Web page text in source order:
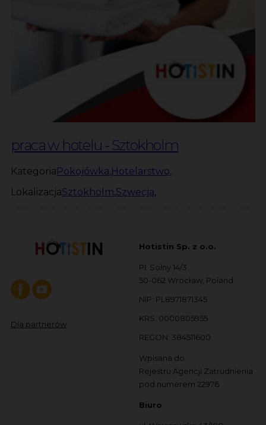
praca w hotelu - Sztokholm
Kategoria Pokojówka,Hotelarstwo,
LokalizacjaSztokholm,Szwecja,
Dla partnerów
Hotistin Sp. z o.o.
Pl. Solny 14/3
50-062 Wrocław, Poland
NIP: PL8971871345
KRS: 0000805955
REGON: 384511600
Wpisana do
Rejestru Agencji Zatrudnienia
pod numerem 22976
Biuro